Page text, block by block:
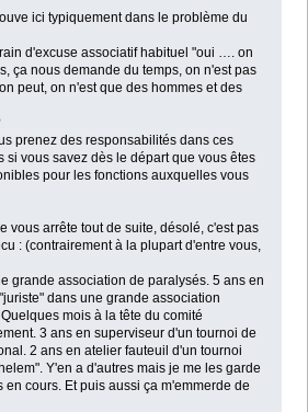
ici typiquement dans le problème du
d'excuse associatif habituel "oui …. on
ça nous demande du temps, on n'est pas
peut, on n'est que des hommes et des
prenez des responsabilités dans ces
si vous savez dès le départ que vous êtes
pour les fonctions auxquelles vous
vous arrête tout de suite, désolé, c'est pas
: (contrairement à la plupart d'entre vous,
grande association de paralysés. 5 ans en
dans une grande association
mois à la tête du comité
3 ans en superviseur d'un tournoi de
2 ans en atelier fauteuil d'un tournoi
Y'en a d'autres mais je me les garde
en cours. Et puis aussi ça m'emmerde de